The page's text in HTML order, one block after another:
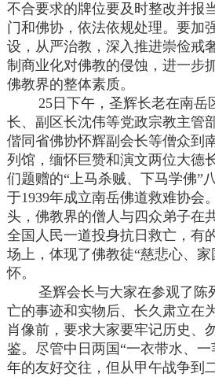
不合要求的牌位要及时整改并报
门和佛协，依法依规处理。要加
设，从严治教，深入推进崇俭戒
制商业化对佛教的侵蚀，进一步
佛教界的整体素质。
25日下午，圣辉长老在南岳
长、副区长沈伟等党政宗教主管
偕同省佛协怀辉副会长等僧众到
列馆，缅怀巨赞和演文两位大德
们题赠的“上马杀贼、下马学佛”
于1939年成立南岳佛道救难协会
头，佛教界的僧人与四众弟子在
全国人民一道投身抗日救亡，有
场上，体现了佛教徒“慈悲心、
怀。
圣辉会长与大家在参观了陈
亡的事迹和实物后、长久肃立在
肖像前，要求大家要牢记历史、
鉴。尽管中日两国“一衣带水、
年的友好交往，但从甲午战争到